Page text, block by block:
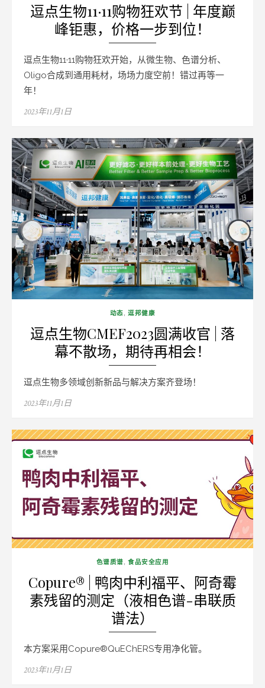
逗点生物11·11购物狂欢节 | 年度巅
峰钜惠，价格一步到位！
逗点生物11·11购物狂欢开始，从微生物、色谱分析、
Oligo合成到通用耗材，场场力度空前！错过再等一
年！
Posted
2023年11月1日
动态, 逗邦健康
逗点生物CMEF2023圆满收官 | 落
幕不散场，期待再相会！
逗点生物多领域创新新品与解决方案齐登场！
Posted
2023年11月1日
色谱质谱, 食品安全应用
Copure® | 鸭肉中利福平、阿奇霉
素残留的测定（液相色谱-串联质
谱法）
本方案采用Copure®QuEChERS专用净化管。
Posted
2023年11月1日